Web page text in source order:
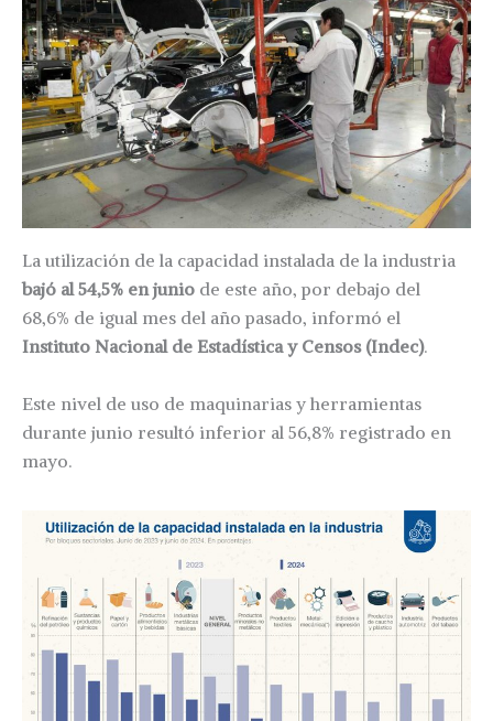
La utilización de la capacidad instalada de la industria
bajó al 54,5% en junio de este año, por debajo del
68,6% de igual mes del año pasado, informó el
Instituto Nacional de Estadística y Censos (Indec).
Este nivel de uso de maquinarias y herramientas
durante junio resultó inferior al 56,8% registrado en
mayo.